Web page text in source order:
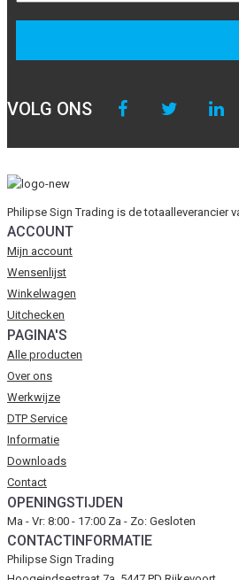
VOLG ONS
Philipse Sign Trading is de totaalleverancier
ACCOUNT
Mijn account
Wensenlijst
Winkelwagen
Uitchecken
PAGINA'S
Alle producten
Over ons
Werkwijze
DTP Service
Informatie
Downloads
Contact
OPENINGSTIJDEN
Ma - Vr: 8:00 - 17:00 Za - Zo: Gesloten
CONTACTINFORMATIE
Philipse Sign Trading